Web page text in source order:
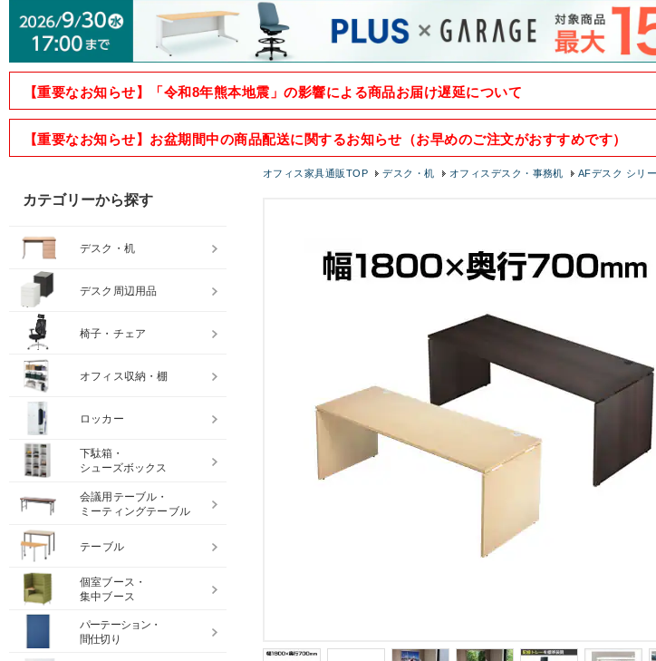
【重要なお知らせ】「令和8年熊本地震」の影響による商品お届け遅延について
【重要なお知らせ】お盆期間中の商品配送に関するお知らせ（お早めのご注文がおすすめです）
オフィス家具通販TOP デスク・机 オフィスデスク・事務机 AFデスク シリ
カテゴリーから探す
デスク・机
デスク周辺用品
椅子・チェア
オフィス収納・棚
ロッカー
下駄箱・
シューズボックス
会議用テーブル・
ミーティングテーブル
テーブル
個室ブース・
集中ブース
パーテーション・
間仕切り